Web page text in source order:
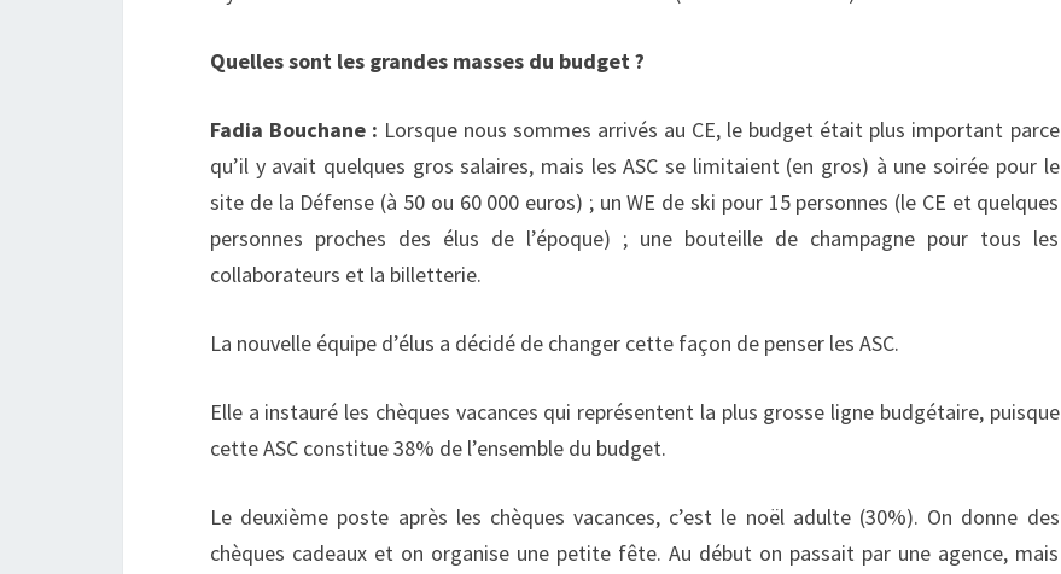
Quelles sont les grandes masses du budget ?
Fadia Bouchane : Lorsque nous sommes arrivés au CE, le budget était plus important parce
qu’il y avait quelques gros salaires, mais les ASC se limitaient (en gros) à une soirée pour le
site de la Défense (à 50 ou 60 000 euros) ; un WE de ski pour 15 personnes (le CE et quelques
personnes proches des élus de l’époque) ; une bouteille de champagne pour tous les
collaborateurs et la billetterie.
La nouvelle équipe d’élus a décidé de changer cette façon de penser les ASC.
Elle a instauré les chèques vacances qui représentent la plus grosse ligne budgétaire, puisque
cette ASC constitue 38% de l’ensemble du budget.
Le deuxième poste après les chèques vacances, c’est le noël adulte (30%). On donne des
chèques cadeaux et on organise une petite fête. Au début on passait par une agence, mais